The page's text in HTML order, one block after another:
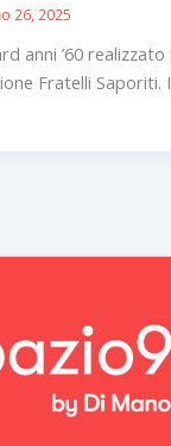
26, 2025
anni ’60
Fratelli Saporiti.